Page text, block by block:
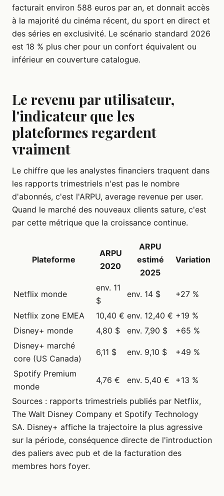
facturait environ 588 euros par an, et donnait accès
à la majorité du cinéma récent, du sport en direct et
des séries en exclusivité. Le scénario standard 2026
est 18 % plus cher pour un confort équivalent ou
inférieur en couverture catalogue.
Le revenu par utilisateur,
l'indicateur que les
plateformes regardent
vraiment
Le chiffre que les analystes financiers traquent dans
les rapports trimestriels n'est pas le nombre
d'abonnés, c'est l'ARPU, average revenue per user.
Quand le marché des nouveaux clients sature, c'est
par cette métrique que la croissance continue.
Plateforme
ARPU
2020
ARPU
estimé
2025
Variation
Netflix monde
env. 11
$
env. 14 $ +27 %
Netflix zone EMEA 10,40 € env. 12,40 € +19 %
Disney+ monde
4,80 $ env. 7,90 $
+65 %
Disney+ marché
core (US Canada)
6,11 $ env. 9,10 $ +49 %
Spotify Premium
monde
4,76 € env. 5,40 € +13 %
Sources : rapports trimestriels publiés par Netflix,
The Walt Disney Company et Spotify Technology
SA. Disney+ affiche la trajectoire la plus agressive
sur la période, conséquence directe de l'introduction
des paliers avec pub et de la facturation des
membres hors foyer.